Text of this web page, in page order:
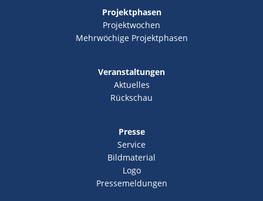
Projektphasen
Projektwochen
Mehrwöchige Projektphasen
Veranstaltungen
Aktuelles
Rückschau
Presse
Service
Bildmaterial
Logo
Pressemeldungen